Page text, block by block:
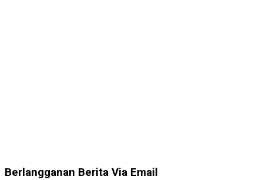
Berlangganan Berita Via Email